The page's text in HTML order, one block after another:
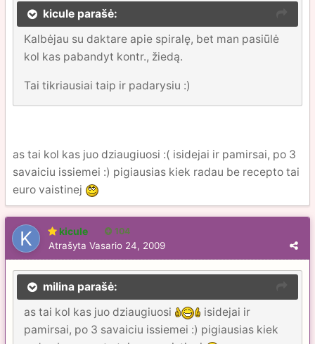
kicule parašė:
Kalbėjau su daktare apie spiralę, bet man pasiūlė
kol kas pabandyt kontr., žiedą.
Tai tikriausiai taip ir padarysiu :)
as tai kol kas juo dziaugiuosi :( isidejai ir pamirsai, po 3
savaiciu issiemei :) pigiausias kiek radau be recepto tai
euro vaistinej
kicule 104
Atrašyta Vasario 24, 2009
milina parašė:
as tai kol kas juo dziaugiuosi
isidejai ir
pamirsai, po 3 savaiciu issiemei :) pigiausias kiek